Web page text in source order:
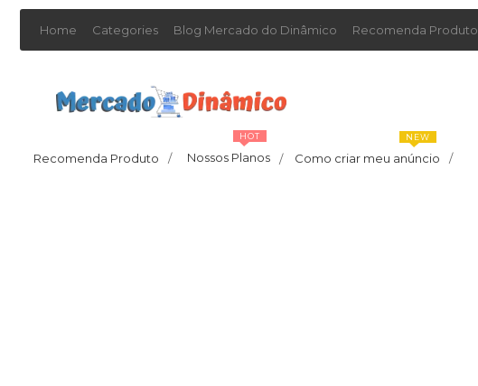
Home Categories Blog Mercado do Dinâmico Recomenda Produto
Recomenda Produto / Nossos Planos /
HOT
Como criar meu anúncio /
NEW